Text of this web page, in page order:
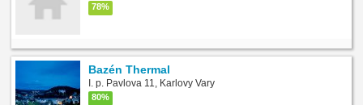
78%
Bazén Thermal
I. p. Pavlova 11, Karlovy Vary
80%